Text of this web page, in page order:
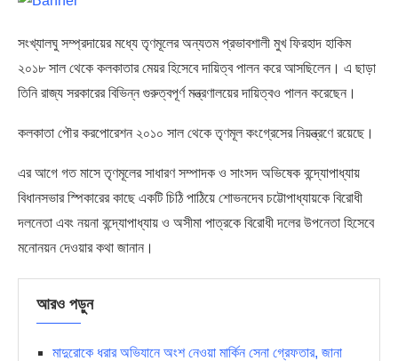
সংখ্যালঘু সম্প্রদায়ের মধ্যে তৃণমূলের অন্যতম প্রভাবশালী মুখ ফিরহাদ হাকিম
২০১৮ সাল থেকে কলকাতার মেয়র হিসেবে দায়িত্ব পালন করে আসছিলেন। এ ছাড়া
তিনি রাজ্য সরকারের বিভিন্ন গুরুত্বপূর্ণ মন্ত্রণালয়ের দায়িত্বও পালন করেছেন।
কলকাতা পৌর করপোরেশন ২০১০ সাল থেকে তৃণমূল কংগ্রেসের নিয়ন্ত্রণে রয়েছে।
এর আগে গত মাসে তৃণমূলের সাধারণ সম্পাদক ও সাংসদ অভিষেক বন্দ্যোপাধ্যায়
বিধানসভার স্পিকারের কাছে একটি চিঠি পাঠিয়ে শোভনদেব চট্টোপাধ্যায়কে বিরোধী
দলনেতা এবং নয়না বন্দ্যোপাধ্যায় ও অসীমা পাত্রকে বিরোধী দলের উপনেতা হিসেবে
মনোনয়ন দেওয়ার কথা জানান।
আরও পড়ুন
মাদুরোকে ধরার অভিযানে অংশ নেওয়া মার্কিন সেনা গ্রেফতার, জানা